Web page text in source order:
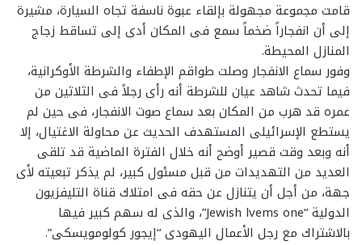
قامت مجموعة مجهولة بإلقاء عبوة ناسفة تجاه السيارة، مشيرة
إلى أن انفجاراً ضخماً سمع فى المكان أدى إلى تساقط زجاج
المنازل المحيطة.
وفور سماع الانفجار وصلت طواقم الإطفاء والشرطة الأوكرانية،
فيما تحدث شاهد عيان للشرطة أنه رأى رجلاً فى الثلاثين من
عمره قد هرب من المكان بعد سماع صوت الانفجار، فى حين لم
يستطع الإسرائيلى المستهدف الحديث عن محاولة الاغتيال، إلا
أنه وبعد وقت قصير أوضح أنه خلال الفترة الماضية قد تلقى
العديد من التهديدات من قبل مسئول كبير، لم يذكر تبعيته لأى
جهة، من أجل أن يتنازل عن حقه فى امتلاك قناة التليفزيون
الدولية “Jewish lvems one”، والذى له سهم كبير فيها
بالاشتراك مع رجل الأعمال اليهودى “إيجور كولومويسكى”.